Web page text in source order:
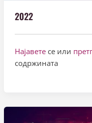
2022
Најавете се или
содржината